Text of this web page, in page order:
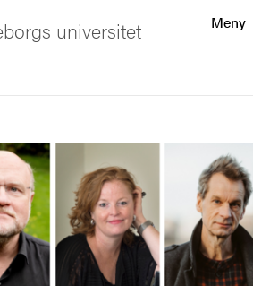
Meny
universitet